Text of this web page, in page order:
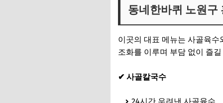
동네한바퀴 노원구
이곳의 대표 메뉴는 사골육
조화를 이루며 부담 없이 즐
✔ 사골칼국수